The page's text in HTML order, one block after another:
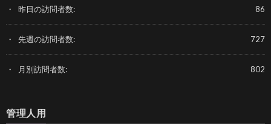
86
昨日の訪問者数:
727
先週の訪問者数:
802
月別訪問者数:
管理人用